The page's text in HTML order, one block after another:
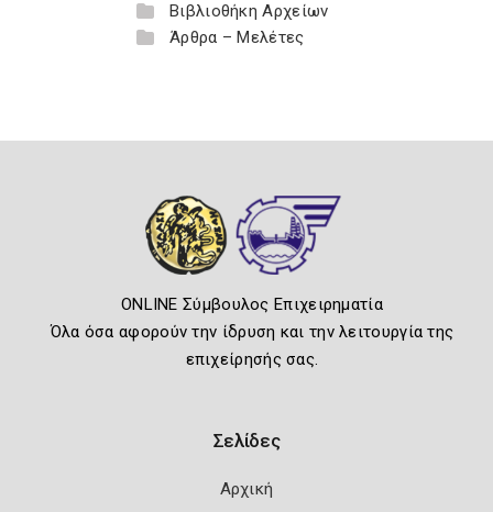
Βιβλιοθήκη Αρχείων
Άρθρα – Μελέτες
ONLINE Σύμβουλος Επιχειρηματία
Όλα όσα αφορούν την ίδρυση και την λειτουργία της
επιχείρησής σας.
Σελίδες
Αρχική